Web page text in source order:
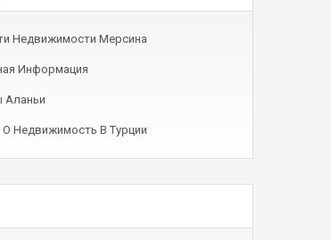
Недвижимости Мерсина
Информация
Аланьи
О Недвижимость В Турции